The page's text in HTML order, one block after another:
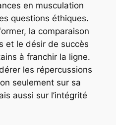
en musculation
questions éthiques.
la comparaison
et le désir de succès
à franchir la ligne.
les répercussions
seulement sur sa
aussi sur l’intégrité